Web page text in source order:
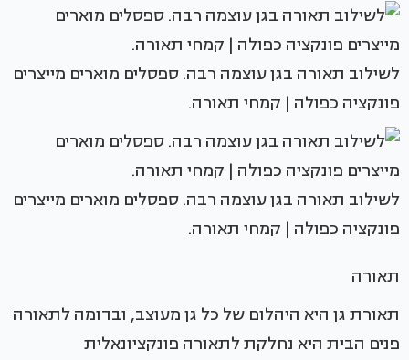
לשילוב תאורה בגן עוצמה רבה. ספסלים מוארים מייצרים
פונקציה כפולה | קמחי תאורה.
לשילוב תאורה בגן עוצמה רבה. ספסלים מוארים מייצרים
פונקציה כפולה | קמחי תאורה.
תאורה
תאורת גן היא היהלום של כל גן מעוצב, ובדומה לתאורה
פנים הבית היא נחלקת לתאורה פונקציונאלית